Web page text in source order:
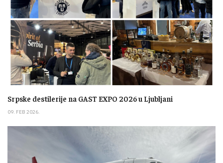
Srpske destilerije na GAST EXPO 2026 u Ljubljani
09. FEB 2026.